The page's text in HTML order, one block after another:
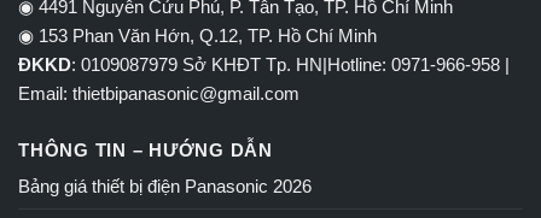
◉ 4491 Nguyễn Cửu Phú, P. Tân Tạo, TP. Hồ Chí Minh
◉ 153 Phan Văn Hớn, Q.12, TP. Hồ Chí Minh
ĐKKD: 0109087979 Sở KHĐT Tp. HN|Hotline: 0971-966-958 |
Email: thietbipanasonic@gmail.com
THÔNG TIN – HƯỚNG DẪN
Bảng giá thiết bị điện Panasonic 2026